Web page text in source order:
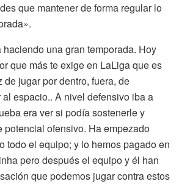
que mantener de forma regular lo
una gran temporada. Hoy
que más te exige en LaLiga que es
jugar por dentro, fuera, de
espacio.. A nivel defensivo iba a
era ver si podía sostenerle y
potencial ofensivo. Ha empezado
todo el equipo; y lo hemos pagado en
pero después el equipo y él han
que podemos jugar contra estos